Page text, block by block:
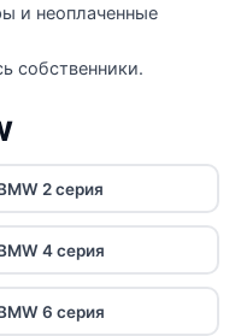
и неоплаченные
собственники.
2 серия
4 серия
6 серия